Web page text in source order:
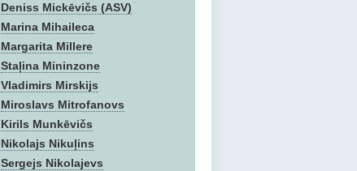
Deniss Mickēvičs (ASV)
Marina Mihaileca
Margarita Millere
Staļina Mininzone
Vladimirs Mirskijs
Miroslavs Mitrofanovs
Kirils Munkēvičs
Nikolajs Nikuļins
Sergejs Nikolajevs